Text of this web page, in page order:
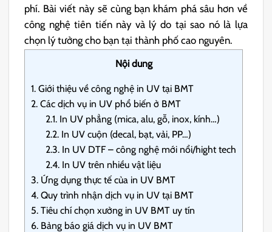
phí. Bài viết này sẽ cùng bạn khám phá sâu hơn về
công nghệ tiên tiến này và lý do tại sao nó là lựa
chọn lý tưởng cho bạn tại thành phố cao nguyên.
Nội dung
1. Giới thiệu về công nghệ in UV tại BMT
2. Các dịch vụ in UV phổ biến ở BMT
2.1. In UV phẳng (mica, alu, gỗ, inox, kính…)
2.2. In UV cuộn (decal, bạt, vải, PP…)
2.3. In UV DTF – công nghệ mới nổi/hight tech
2.4. In UV trên nhiều vật liệu
3. Ứng dụng thực tế của in UV BMT
4. Quy trình nhận dịch vụ in UV tại BMT
5. Tiêu chí chọn xưởng in UV BMT uy tín
6. Bảng báo giá dịch vụ in UV BMT